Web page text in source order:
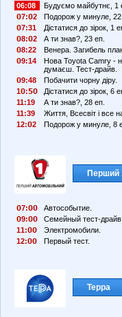
06:08
Будуємо майбутнє, 1
7:
2
Подорож у минуле, 22
7:31
Дістатися до зірок, 1
8:
2
А ти знав?, 23 еп.
8:22
Венера. Загибель
9:14
Нова Toyota Camry -
думаєш. Тест-драйв.
9:48
Побачити чорну діру.
1
:
Дістатися до зірок, 6
11:19
А ти знав?, 28 еп.
11:39
Життя, Всесвіт і все
12:
2 Подорож у минуле, 8
Перший
7:
Автособытие.
9:
Семейный тест-драйв.
11:
Электромобили.
12:
Первый тест.
Терра